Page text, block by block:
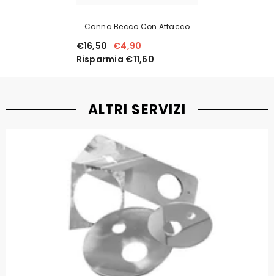
Canna Becco Con Attacco
Universale Per Rubinetto Lavello,
Lunga 25 Cm
€16,50 €4,90
Risparmia €11,60
ALTRI SERVIZI